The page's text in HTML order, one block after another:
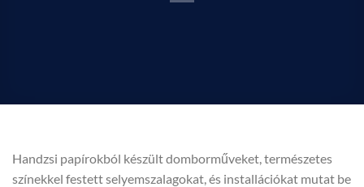
Handzsi papírokból készült domborműveket, természetes
színekkel festett selyemszalagokat, és installációkat mutat be